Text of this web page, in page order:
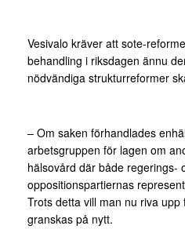
Vesivalo kräver att sote-
behandling i riksdagen ännu
nödvändiga strukturreformer
– Om saken förhandlades
arbetsgruppen för lagen om
hälsovård där både regerings-
oppositionspartiernas
Trots detta vill man nu riva
granskas på nytt.